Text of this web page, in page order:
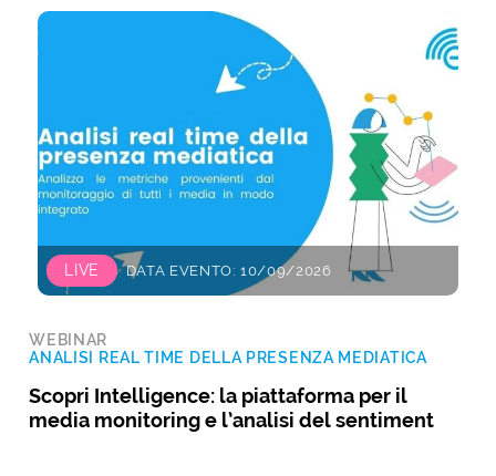
LIVE DATA EVENTO: 10/09/2026
WEBINAR
ANALISI REAL TIME DELLA PRESENZA MEDIATICA
Scopri Intelligence: la piattaforma per il
media monitoring e l’analisi del sentiment